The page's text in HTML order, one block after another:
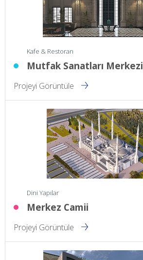
Kafe & Restoran
Mutfak Sanatları Merkezi
Projeyi Görüntüle
Dini Yapılar
Merkez Camii
Projeyi Görüntüle